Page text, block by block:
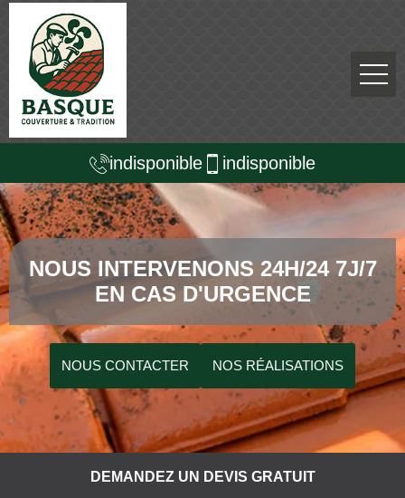
indisponible indisponible
NOUS INTERVENONS 24H/24 7J/7
EN CAS D'URGENCE
NOUS CONTACTER NOS RÉALISATIONS
DEMANDEZ UN DEVIS GRATUIT